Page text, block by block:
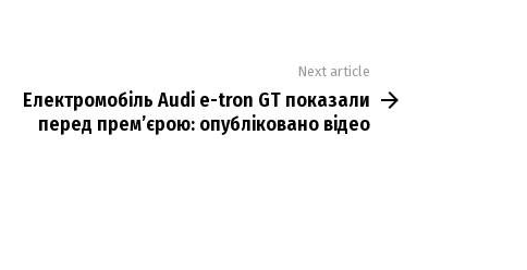
Next article
Електромобіль Audi e-tron GT показали
перед прем’єрою: опубліковано відео